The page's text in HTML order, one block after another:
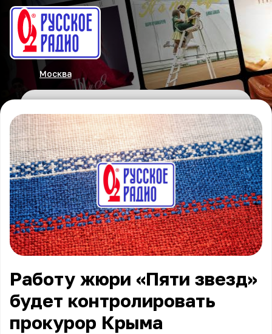
Москва
Работу жюри «Пяти звезд»
будет контролировать
прокурор Крыма